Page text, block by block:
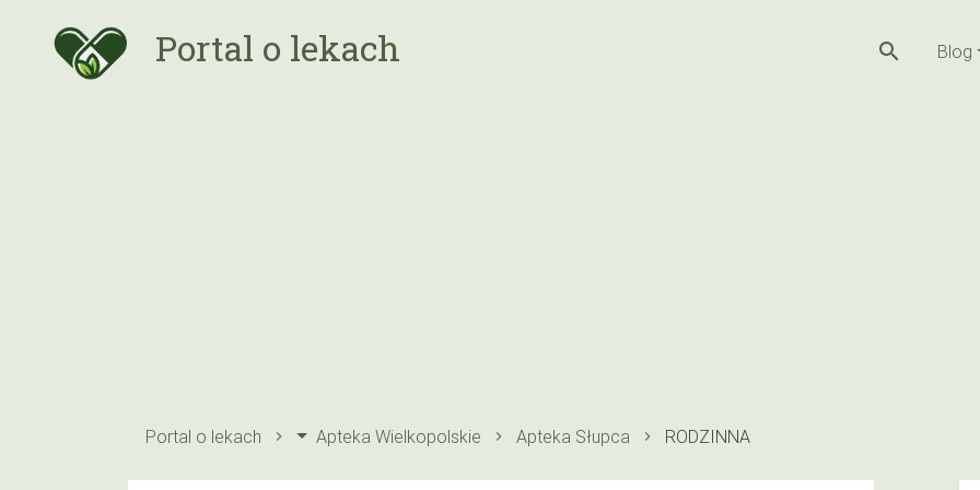
Portal o lekach search Blog
Portal o lekach Apteka Wielkopolskie Apteka Słupca RODZINNA